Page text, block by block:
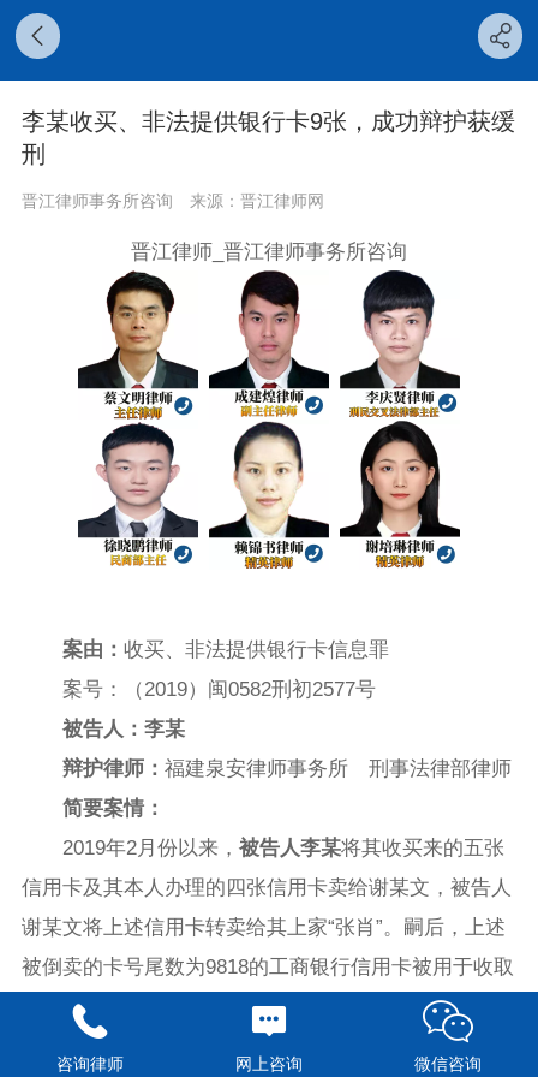
李某收买、非法提供银行卡9张，成功辩护获缓
刑
晋江律师事务所咨询 来源：晋江律师网
晋江律师_晋江律师事务所咨询
案由：收买、非法提供银行卡信息罪
案号：（2019）闽0582刑初2577号
被告人：李某
辩护律师：福建泉安律师事务所 刑事法律部律师
简要案情：
2019年2月份以来，被告人李某将其收买来的五张
信用卡及其本人办理的四张信用卡卖给谢某文，被告人
谢某文将上述信用卡转卖给其上家“张肖”。嗣后，上述
被倒卖的卡号尾数为9818的工商银行信用卡被用于收取
诈骗赃款1.1万元。
2019年4月25日，被告人李某在湖北省武汉市被抓
咨询律师 网上咨询 微信咨询